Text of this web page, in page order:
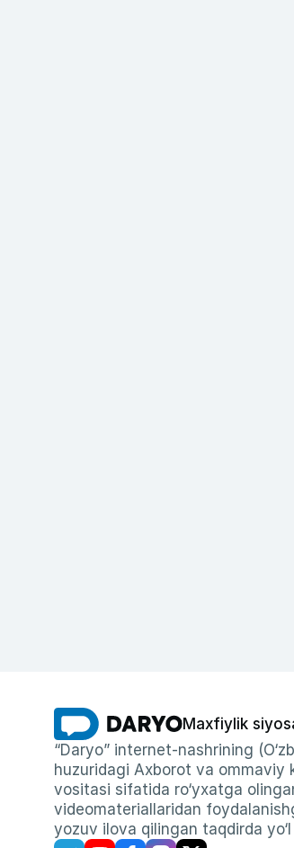
Maxfiylik
“Daryo” internet-nashrining
huzuridagi Axborot va
vositasi sifatida ro‘yxatga
videomateriallaridan
yozuv ilova qilingan taqdirda yo‘l